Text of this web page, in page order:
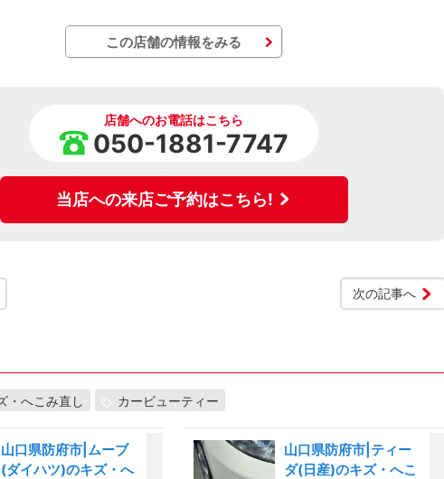
この店舗の情報をみる
店舗へのお電話はこちら
050-1881-7747
当店への来店ご予約はこちら!
次の記事へ
・へこみ直し カービューティー
山口県防府市|ムーブ
(ダイハツ)のキズ・へ
山口県防府市|ティー
ダ(日産)のキズ・へこ